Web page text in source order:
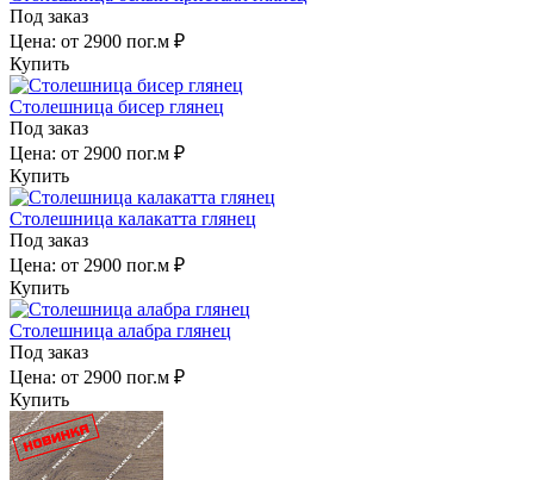
Под заказ
Цена: от 2900 пог.м ₽
Купить
Столешница бисер глянец
Под заказ
Цена: от 2900 пог.м ₽
Купить
Столешница калакатта глянец
Под заказ
Цена: от 2900 пог.м ₽
Купить
Столешница алабра глянец
Под заказ
Цена: от 2900 пог.м ₽
Купить